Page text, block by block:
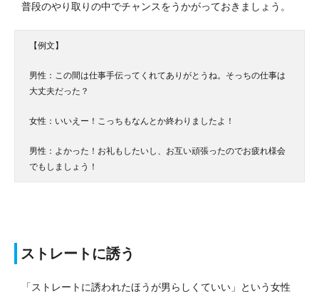
普段のやり取りの中でチャンスをうかがっておきましょう。
【例文】
男性：この間は仕事手伝ってくれてありがとうね。そっちの仕事は
大丈夫だった？
女性：いいえー！こっちもなんとか終わりましたよ！
男性：よかった！お礼もしたいし、お互い頑張ったのでお疲れ様会
でもしましょう！
ストレートに誘う
「ストレートに誘われたほうが男らしくていい」という女性